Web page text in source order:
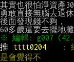
其實也很怕淨資產
勇敢直接無腦去退休
後面發現錢不夠，
推
tttt0204
:
是會覺得不